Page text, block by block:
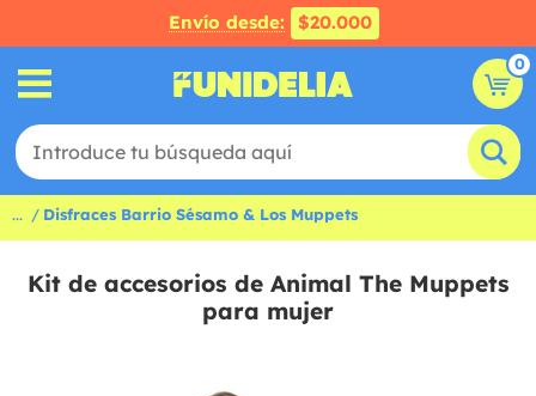
Envío desde: $20.000
0
... Disfraces Barrio Sésamo & Los Muppets
Kit de accesorios de Animal The Muppets
para mujer